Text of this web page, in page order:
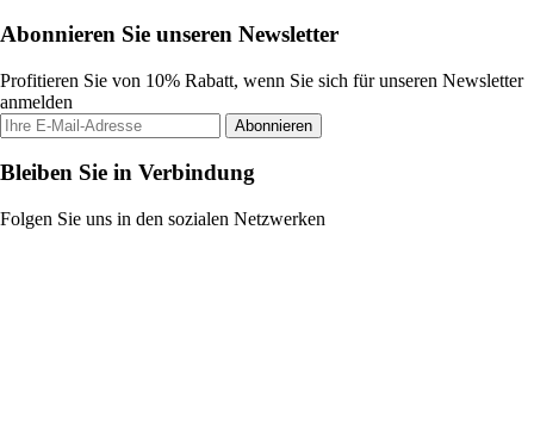
Abonnieren Sie unseren Newsletter
Profitieren Sie von 10% Rabatt, wenn Sie sich für unseren Newsletter
anmelden
Abonnieren
Bleiben Sie in Verbindung
Folgen Sie uns in den sozialen Netzwerken